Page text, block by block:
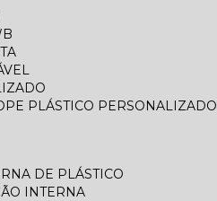
PLÁSTICO PERSONALIZADO
DE PLÁSTICO
INTERNA